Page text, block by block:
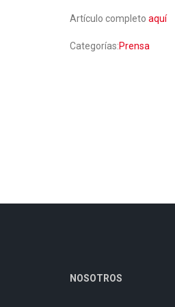
Artículo completo aquí
Categorías:Prensa
NOSOTROS